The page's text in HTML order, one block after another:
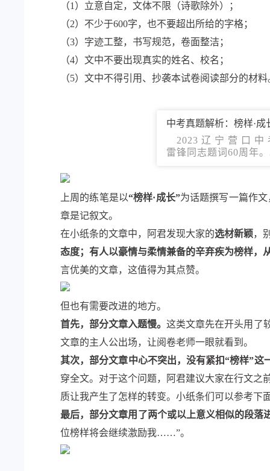
（1）立意自定，文体不限（诗歌除外）；
（2）不少于600字，也不要超出所给的字格；
（3）字迹工整，书写规范，卷面整洁；
（4）文中不要出现真实的姓名、校名；
（5）文中不得引用、抄袭本试卷阅读部分的材料
中考真题解析：榜样·成
2023 辽 宁 营 口 中 考 今年是毛泽东等老一辈革命家为
雷锋同志题词60周年
上周的练笔是以“榜样·成长”为话题撰写一篇作
章是记叙文。
在小纸条的文章中，阿君发现大家的选材新颖，
态度；有人以豪情与柔情兼备的辛弃疾为榜样
言优美的文章，这值得为其点赞。
但也有需要改进的地方。
首先，部分文章入题慢。这类文章先在开头用了
文章的主人公出场，让阅卷老师一眼就看到。
其次，部分文章中心不突出，没有紧扣“榜样”这
穿全文。对于这个问题，阿君建议大家在行文
质让我产生了怎样的转变。小纸条们可以参考下
最后，部分文章用了两个或以上意义相似的段落
位榜样将会继续激励我……”。